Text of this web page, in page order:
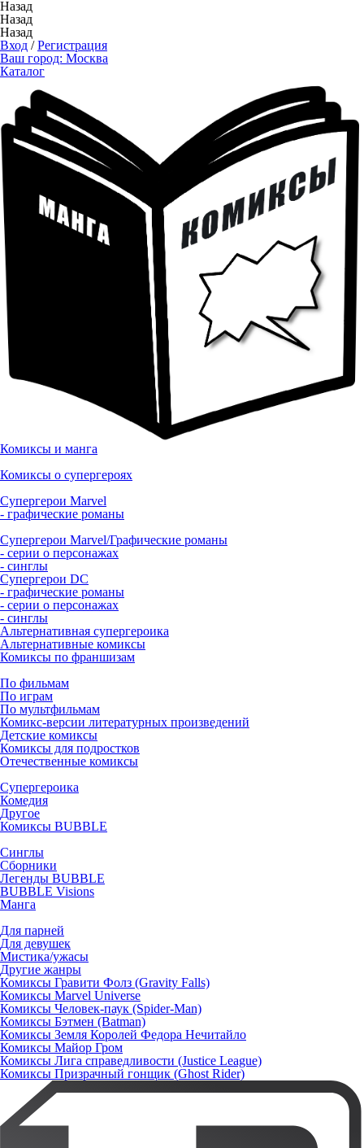
Назад
Назад
Назад
Вход /Регистрация
Ваш город: Москва
Каталог
Комиксы и манга
Комиксы о супергероях
Супергерои Marvel
- графические романы
Супергерои Marvel/Графические романы
- серии о персонажах
- синглы
Супергерои DC
- графические романы
- серии о персонажах
- синглы
Альтернативная супергероика
Альтернативные комиксы
Комиксы по франшизам
По фильмам
По играм
По мультфильмам
Комикс-версии литературных произведений
Детские комиксы
Комиксы для подростков
Отечественные комиксы
Супергероика
Комедия
Другое
Комиксы BUBBLE
Синглы
Сборники
Легенды BUBBLE
BUBBLE Visions
Манга
Для парней
Для девушек
Мистика/ужасы
Другие жанры
Комиксы Гравити Фолз (Gravity Falls)
Комиксы Marvel Universe
Комиксы Человек-паук (Spider-Man)
Комиксы Бэтмен (Batman)
Комиксы Земля Королей Федора Нечитайло
Комиксы Майор Гром
Комиксы Лига справедливости (Justice League)
Комиксы Призрачный гонщик (Ghost Rider)